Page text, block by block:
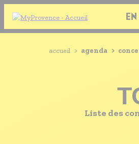
Aller
EN MODE ECO
SOUS TOUTES LES
Fil
accueil > agenda >
Liste des